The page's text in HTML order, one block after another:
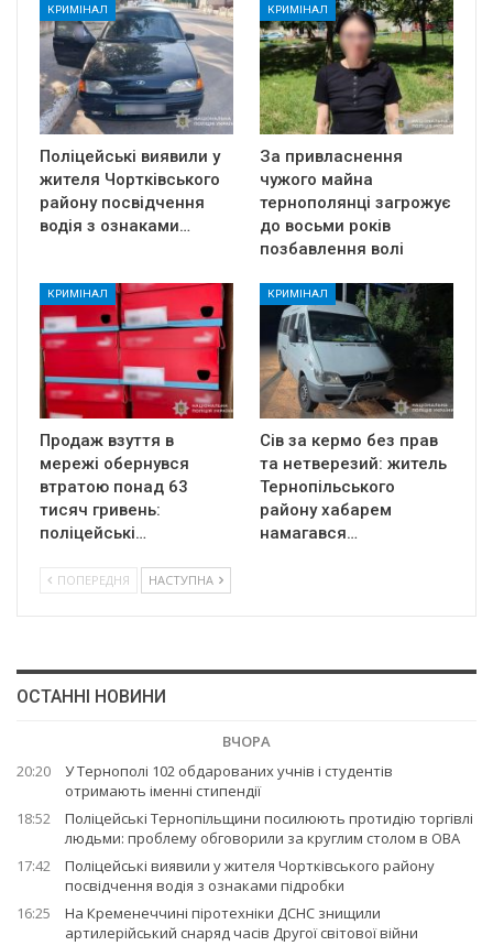
КРИМІНАЛ
Поліцейські виявили у
жителя Чортківського
району посвідчення
водія з ознаками…
КРИМІНАЛ
За привласнення
чужого майна
тернополянці загрожує
до восьми років
позбавлення волі
КРИМІНАЛ
Продаж взуття в
мережі обернувся
втратою понад 63
тисяч гривень:
поліцейські…
КРИМІНАЛ
Сів за кермо без прав
та нетверезий: житель
Тернопільського
району хабарем
намагався…
ПОПЕРЕДНЯ НАСТУПНА
ОСТАННІ НОВИНИ
ВЧОРА
20:20
У Тернополі 102 обдарованих учнів і студентів
отримають іменні стипендії
18:52
Поліцейські Тернопільщини посилюють протидію торгівлі
людьми: проблему обговорили за круглим столом в ОВА
17:42
Поліцейські виявили у жителя Чортківського району
посвідчення водія з ознаками підробки
16:25
На Кременеччині піротехніки ДСНС знищили
артилерійський снаряд часів Другої світової війни